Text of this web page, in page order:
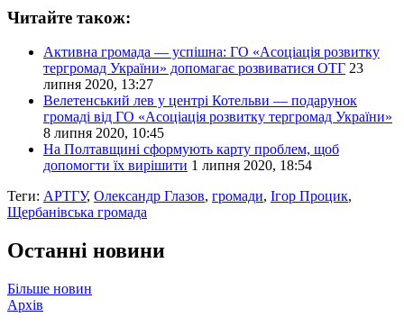
Читайте також:
Активна громада — успішна: ГО «Асоціація розвитку
тергромад України» допомагає розвиватися ОТГ 23
липня 2020, 13:27
Велетенський лев у центрі Котельви — подарунок
громаді від ГО «Асоціація розвитку тергромад України»
8 липня 2020, 10:45
На Полтавщині сформують карту проблем, щоб
допомогти їх вирішити 1 липня 2020, 18:54
Теги: АРТГУ, Олександр Глазов, громади, Ігор Процик,
Щербанівська громада
Останні новини
Більше новин
Архів